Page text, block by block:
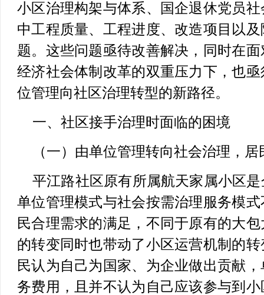
小区治理构架与体系、国企退休党员
中工程质量、工程进度、改造项目以
题。这些问题亟待改善解决，同时在
经济社会体制改革的双重压力下，也
位管理向社区治理转型的新路径。
一、社区接手治理时面临的困境
（一）由单位管理转向社会治理，
平江路社区原有所属航天家属小区
单位管理模式与社会按需治理服务模
民合理需求的满足，不同于原有的大
的转变同时也带动了小区运营机制的
民认为自己为国家、为企业做出贡献
务费用，且并不认为自己应该参与到